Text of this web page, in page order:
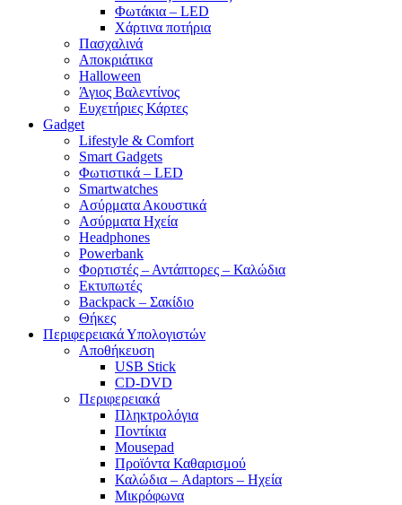
Φωτάκια – LED
Χάρτινα ποτήρια
Πασχαλινά
Αποκριάτικα
Halloween
Άγιος Βαλεντίνος
Ευχετήριες Κάρτες
Gadget
Lifestyle & Comfort
Smart Gadgets
Φωτιστικά – LED
Smartwatches
Ασύρματα Ακουστικά
Ασύρματα Ηχεία
Headphones
Powerbank
Φορτιστές – Αντάπτορες – Καλώδια
Εκτυπωτές
Backpack – Σακίδιο
Θήκες
Περιφερειακά Υπολογιστών
Αποθήκευση
USB Stick
CD-DVD
Περιφερειακά
Πληκτρολόγια
Ποντίκια
Mousepad
Προϊόντα Καθαρισμού
Καλώδια – Adaptors – Ηχεία
Μικρόφωνα